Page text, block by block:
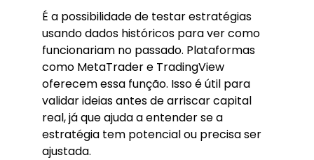
É a possibilidade de testar estratégias
usando dados históricos para ver como
funcionariam no passado. Plataformas
como MetaTrader e TradingView
oferecem essa função. Isso é útil para
validar ideias antes de arriscar capital
real, já que ajuda a entender se a
estratégia tem potencial ou precisa ser
ajustada.